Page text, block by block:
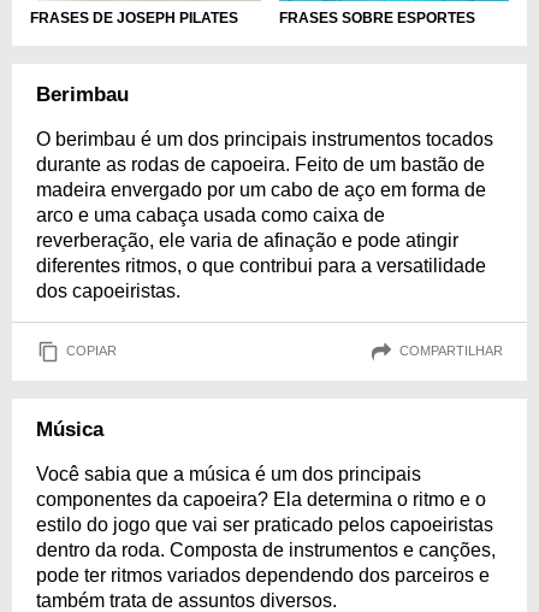
FRASES DE JOSEPH PILATES FRASES SOBRE ESPORTES
Berimbau
O berimbau é um dos principais instrumentos tocados
durante as rodas de capoeira. Feito de um bastão de
madeira envergado por um cabo de aço em forma de
arco e uma cabaça usada como caixa de
reverberação, ele varia de afinação e pode atingir
diferentes ritmos, o que contribui para a versatilidade
dos capoeiristas.
COPIAR COMPARTILHAR
Música
Você sabia que a música é um dos principais
componentes da capoeira? Ela determina o ritmo e o
estilo do jogo que vai ser praticado pelos capoeiristas
dentro da roda. Composta de instrumentos e canções,
pode ter ritmos variados dependendo dos parceiros e
também trata de assuntos diversos.